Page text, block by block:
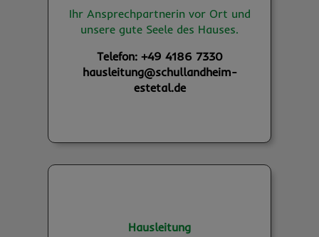
Ihr Ansprechpartnerin vor Ort und
unsere gute Seele des Hauses.
Telefon: +49 4186 7330
hausleitung@schullandheim-
estetal.de
Hausleitung